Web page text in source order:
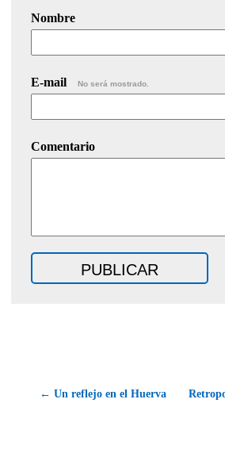
Nombre
E-mail No será mostrado.
Comentario
← Un reflejo en el Huerva